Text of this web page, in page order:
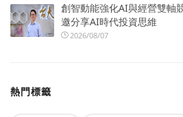
創智動能強化AI與經營雙軸
邀分享AI時代投資思維
2026/08/07
熱門標籤